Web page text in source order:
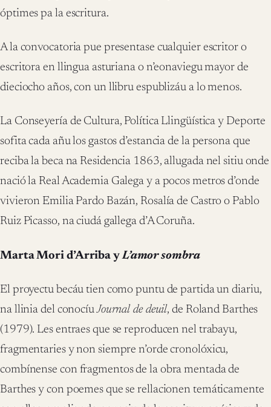
óptimes pa la escritura.
A la convocatoria pue presentase cualquier escritor o
escritora en llingua asturiana o n’eonaviegu mayor de
dieciocho años, con un llibru espublizáu a lo menos.
La Conseyería de Cultura, Política Llingüística y Deporte
sofita cada añu los gastos d’estancia de la persona que
reciba la beca na Residencia 1863, allugada nel sitiu onde
nació la Real Academia Galega y a pocos metros d’onde
vivieron Emilia Pardo Bazán, Rosalía de Castro o Pablo
Ruiz Picasso, na ciudá gallega d’A Coruña.
Marta Mori d’Arriba yL’amor sombra
El proyectu becáu tien como puntu de partida un diariu,
na llinia del conocíuJournal de deuil, de Roland Barthes
(1979). Les entraes que se reproducen nel trabayu,
fragmentaries y non siempre n’orde cronolóxicu,
combínense con fragmentos de la obra mentada de
Barthes y con poemes que se rellacionen temáticamente